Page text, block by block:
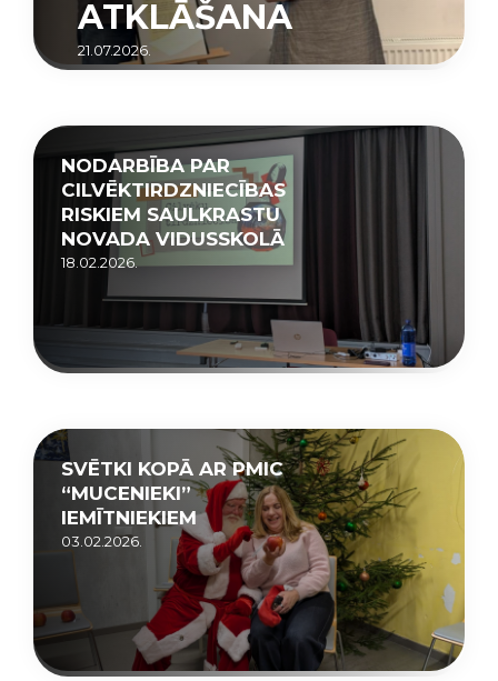
ATKLĀŠANA
21.07.2026.
NODARBĪBA PAR
CILVĒKTIRDZNIECĪBAS
RISKIEM SAULKRASTU
NOVADA VIDUSSKOLĀ
18.02.2026.
SVĒTKI KOPĀ AR PMIC
“MUCENIEKI”
IEMĪTNIEKIEM
03.02.2026.